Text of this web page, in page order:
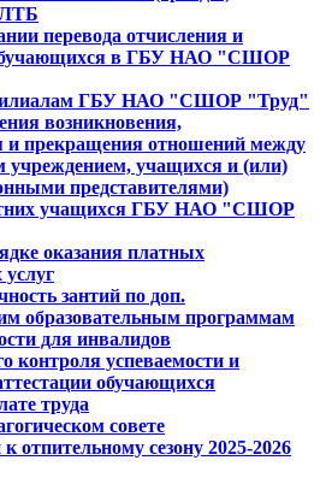
перевода отчисления и
в ГБУ НАО "СШОР
ГБУ НАО "СШОР "Труд"
возникновения,
и прекращения отношений между
учреждением, учащихся и (или)
представителями)
учащихся ГБУ НАО "СШОР
оказания платных
услуг
зантий по доп.
образовательным программам
для инвалидов
контроля успеваемости и
обучающихся
труда
совете
отпительному сезону 2025-2026